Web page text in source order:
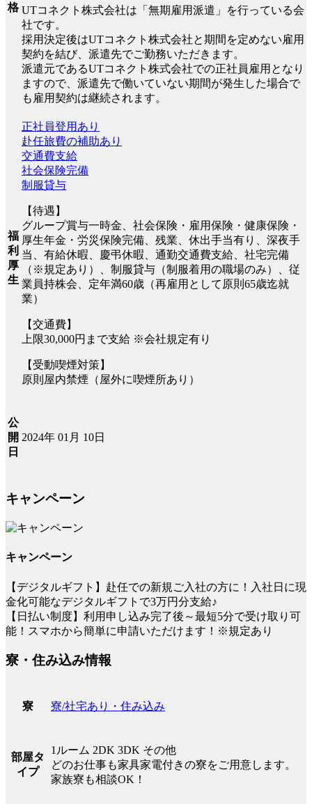
格 UTコネクト株式会社は「無期雇用派遣」を行っている会
社です。
採用決定後はUTコネクト株式会社と期間を定めない雇用
契約を結び、派遣先でご勤務いただきます。
派遣元であるUTコネクト株式会社での正社員雇用となり
ますので、派遣先で働いていない期間が発生した場合で
も雇用契約は継続されます。
福
利
厚
生
正社員登用あり
赴任旅費の補助あり
交通費支給
社会保険完備
制服貸与
【待遇】
グループ賞与一時金、社会保険・雇用保険・健康保険・
厚生年金・労災保険完備、残業、休出手当有り、深夜手
当、有給休暇、慶弔休暇、通勤交通費支給、社宅完備
（※規定あり）、制服貸与（制服着用の職場のみ）、従
業員持株会、定年満60歳（再雇用として原則65歳迄就
業）
【交通費】
上限30,000円まで支給 ※会社規定有り
【受動喫煙対策】
原則屋内禁煙（屋外に喫煙所あり）
公
開
日
2024年 01月 10日
キャンペーン
キャンペーン
【デジタルギフト】赴任での新規ご入社の方に！入社日に現
金化可能なデジタルギフトで3万円分支給♪
【日払い制度】利用申し込み完了後～最短5分で受け取り可
能！スマホから簡単に申請いただけます！※規定あり
寮・住み込み情報
寮 寮/社宅あり・住み込み
部屋タ
イプ
1ルーム 2DK 3DK その他
どのお仕事も家具家電付きの寮をご用意します。
家族寮も相談OK！